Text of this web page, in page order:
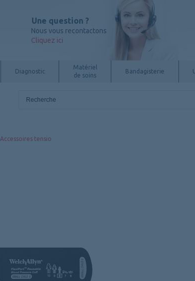
Une question ?
Nous vous recontactons
Cliquez ici
Diagnostic
Matériel
de soins
Bandagisterie
Accessoires tensio